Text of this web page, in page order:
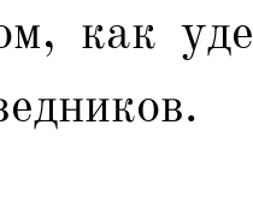
как